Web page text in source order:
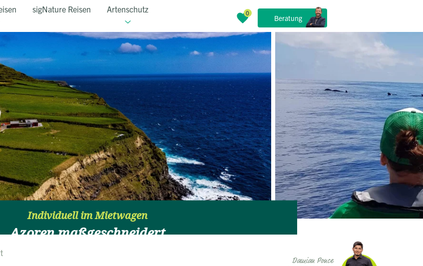
Beratung
sigNature Reisen Artenschutz
Individuell im Mietwagen
Azoren maßgeschneidert
Tage
Damian Ponce